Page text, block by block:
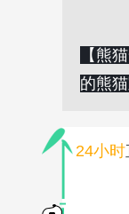
【熊
的熊
24小时